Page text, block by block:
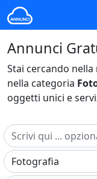
Stai cercando
nella categoria
oggetti unici e